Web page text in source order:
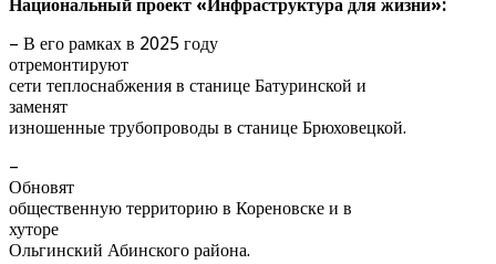
Национальный проект «Инфраструктура для жизни»:
– В его рамках в 2025 году
отремонтируют
сети теплоснабжения в станице Батуринской и
заменят
изношенные трубопроводы в станице Брюховецкой.
–
Обновят
общественную территорию в Кореновске и в
хуторе
Ольгинский Абинского района.